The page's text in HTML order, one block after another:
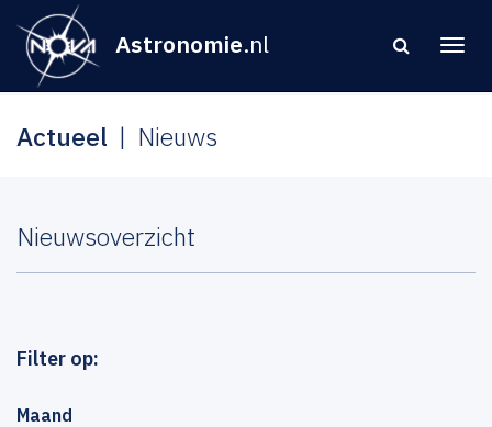
Astronomie.nl
Actueel Nieuws
Nieuwsoverzicht
Filter op:
Maand